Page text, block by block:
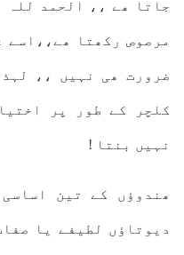
جاتا ھے ،، الحمد للہ
مرصوص رکھتا ھے،،اسے
ضرورت ھی نہیں ،،
کلچر کے طور پر
نہیں بنتا !
ھندوؤں کے تین
دیوتاؤں لطیفے یا